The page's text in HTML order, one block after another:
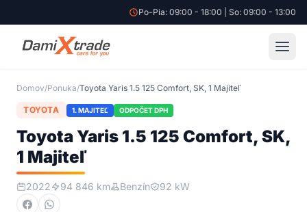
Po-Pia: 09:00 - 18:00 | So: 09:00 - 13:00
Domov/Ponuka/Toyota Yaris 1.5 125 Comfort, SK, 1 Majiteľ
12 599 €|
TOYOTA 1. MAJITEĽ ODPOČET DPH
Toyota Yaris 1.5 125 Comfort, SK,
1 Majiteľ
2022 94 846 km Benzín 92 kW